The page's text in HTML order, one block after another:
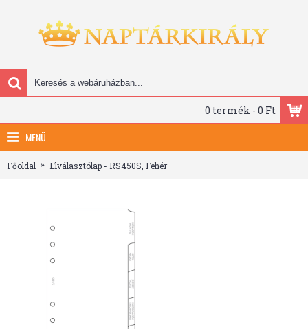
0 termék - 0 Ft
MENÜ
Főoldal Elválasztólap - RS450S, Fehér